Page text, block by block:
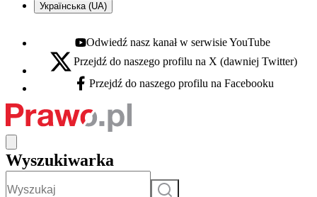
Українська (UA)
Youtube - otwiera się w nowej karcie
Odwiedź nasz kanał w serwisie YouTube
X - otwiera się w nowej karcie
Przejdź do naszego profilu na X (dawniej Twitter)
Facebook - otwiera się w nowej karcie
Przejdź do naszego profilu na Facebooku
Wyszukiwarka
Szukaj